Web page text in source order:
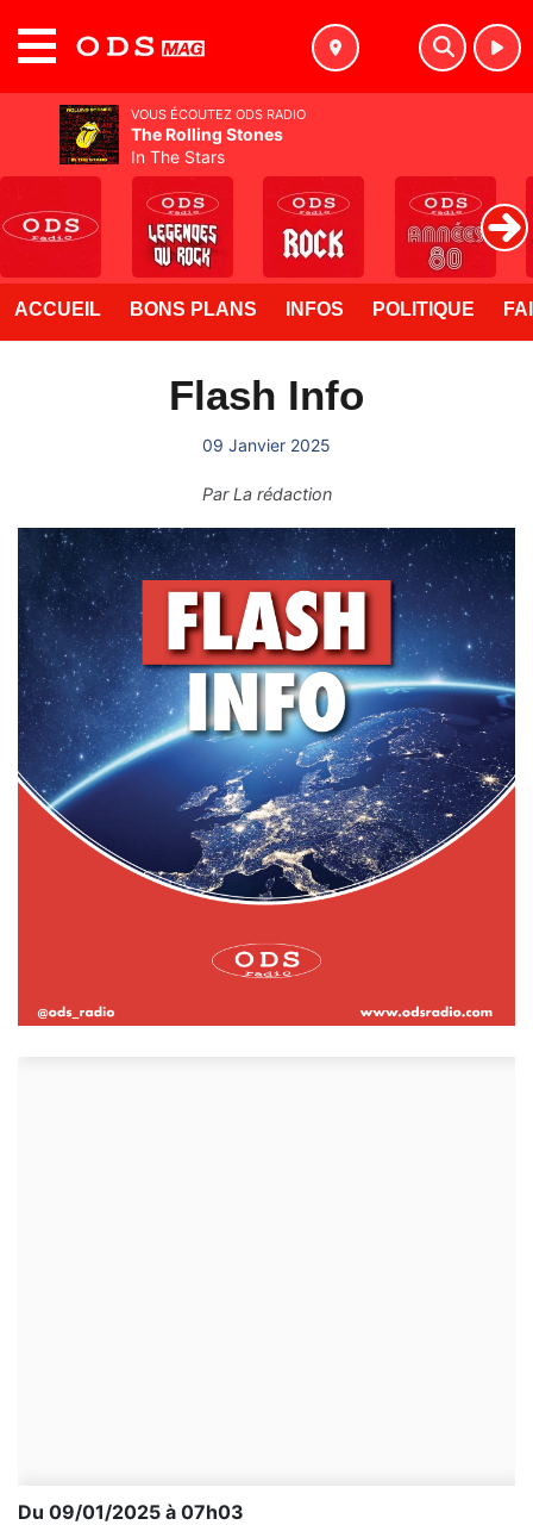
ACCUEIL BONS PLANS INFOS POLITIQUE
Flash Info
09 Janvier 2025
ParLa rédaction
Du 09/01/2025 à 07h03
VOUS ÉCOUTEZ ODS RADIO
The Rolling Stones
In The Stars